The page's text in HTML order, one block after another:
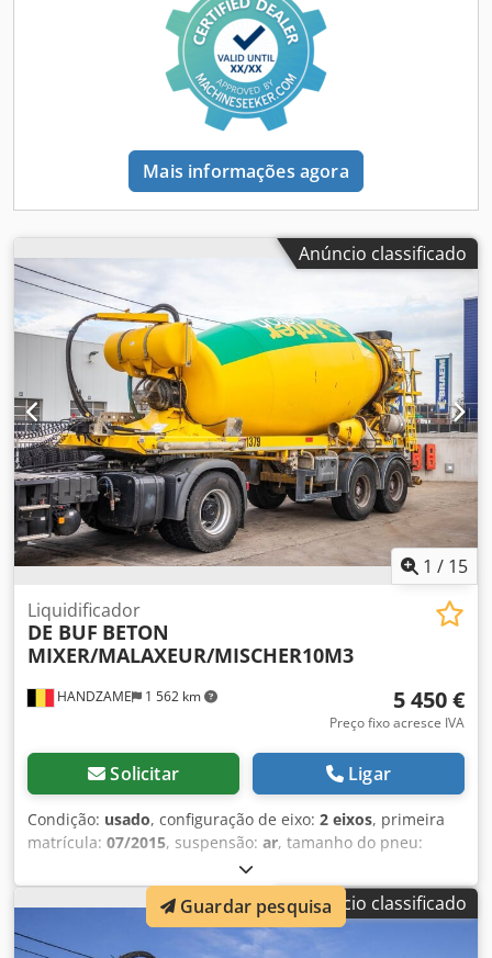
Mais informações agora
Anúncio classificado
1 / 15
HANDZAME 1 562 km
Liquidificador
DE BUF BETON
MIXER/MALAXEUR/MISCHER10M3
5 450 €
Preço fixo acresce IVA
Solicitar Ligar
Condição: usado, configuração de eixo: 2 eixos, primeira
matrícula: 07/2015, suspensão: ar, tamanho do pneu:
, distância entre eixos:
fabrico:2015, Material utilizável: Betão Dimensão dos
pneus: 425/65r22.5 Dodouc Aqmspfx Af Sekr Suspensão:
Suspensão pneumática Tração: Rodas Peso vazio: 7.070 kg
Anúncio classificado
Guardar pesquisa